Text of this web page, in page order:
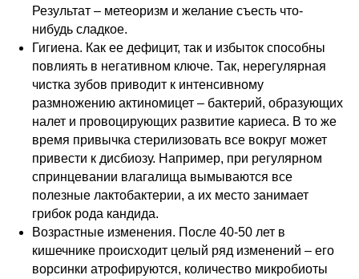
Результат – метеоризм и желание съесть что-
нибудь сладкое.
Гигиена. Как ее дефицит, так и избыток способны
повлиять в негативном ключе. Так, нерегулярная
чистка зубов приводит к интенсивному
размножению актиномицет – бактерий, образующих
налет и провоцирующих развитие кариеса. В то же
время привычка стерилизовать все вокруг может
привести к дисбиозу. Например, при регулярном
спринцевании влагалища вымываются все
полезные лактобактерии, а их место занимает
грибок рода кандида.
Возрастные изменения. После 40-50 лет в
кишечнике происходит целый ряд изменений – его
ворсинки атрофируются, количество микробиоты